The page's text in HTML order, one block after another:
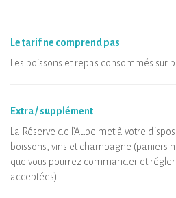
Le tarif ne comprend pas
Les boissons et repas consommés sur
Extra / supplément
La Réserve de l’Aube met à votre
boissons, vins et champagne (paniers
que vous pourrez commander et régler
acceptées).